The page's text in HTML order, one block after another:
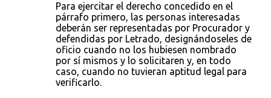
Para ejercitar el derecho concedido en el
párrafo primero, las personas interesadas
deberán ser representadas por Procurador y
defendidas por Letrado, designándoseles de
oficio cuando no los hubiesen nombrado
por sí mismos y lo solicitaren y, en todo
caso, cuando no tuvieran aptitud legal para
verificarlo.